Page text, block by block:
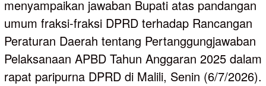
menyampaikan jawaban Bupati atas pandangan
umum fraksi-fraksi DPRD terhadap Rancangan
Peraturan Daerah tentang Pertanggungjawaban
Pelaksanaan APBD Tahun Anggaran 2025 dalam
rapat paripurna DPRD di Malili, Senin (6/7/2026).